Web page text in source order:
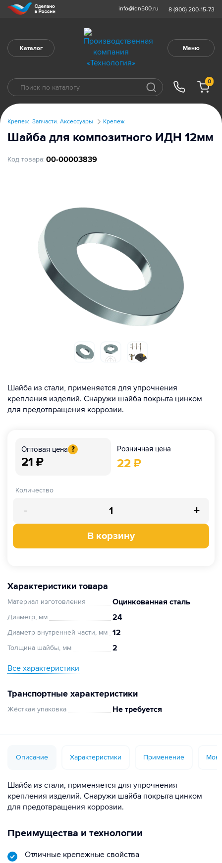
info@idn500.ru 8 (800) 200-15-73
Каталог Меню
0
Крепеж. Запчасти. Аксессуары Крепеж
Шайба для композитного ИДН 12мм
Код товара: 00-00003839
Шайба из стали, применяется для упрочнения
крепления изделий. Снаружи шайба покрыта цинком
для предотвращения коррозии.
Оптовая цена ?
21 ₽
Розничная цена
22 ₽
Количество
- +
В корзину
Характеристики товара
Материал изготовления Оцинкованная сталь
Диаметр, мм 24
Диаметр внутренней части, мм 12
Толщина шайбы, мм 2
Все характеристики
Транспортные характеристики
Жёсткая упаковка Не требуется
Описание Характеристики Применение
Шайба из стали, применяется для упрочнения
крепления изделий. Снаружи шайба покрыта цинком
для предотвращения коррозии.
Преимущества и технологии
Отличные крепежные свойства